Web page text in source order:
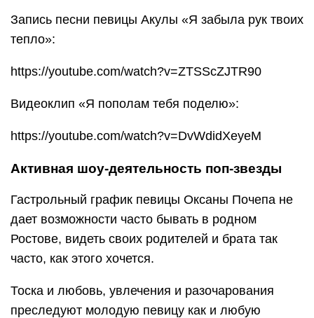
Запись песни певицы Акулы «Я забыла рук твоих
тепло»:
https://youtube.com/watch?v=ZTSScZJTR90
Видеоклип «Я пополам тебя поделю»:
https://youtube.com/watch?v=DvWdidXeyeM
Активная шоу-деятельность поп-звезды
Гастрольный график певицы Оксаны Почепа не
дает возможности часто бывать в родном
Ростове, видеть своих родителей и брата так
часто, как этого хочется.
Тоска и любовь, увлечения и разочарования
преследуют молодую певицу как и любую